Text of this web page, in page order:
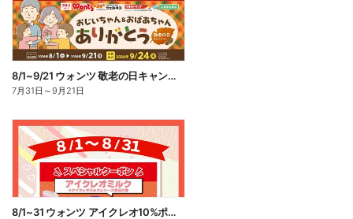
8/1~9/21 ウォンツ 敬老の日キャンペーン
7月31日 ～9月21日
8/1~31 ウォンツ アイクレオ10%ポイント還元